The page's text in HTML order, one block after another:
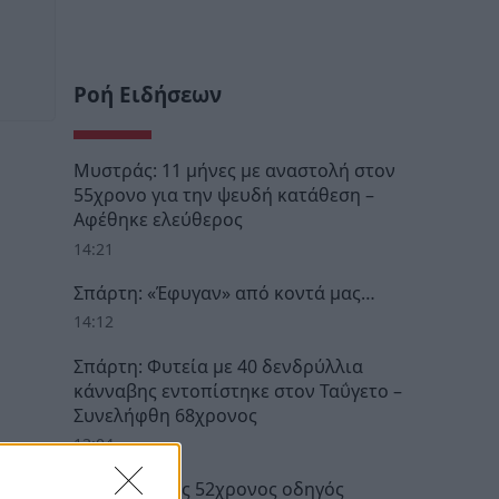
Ροή Ειδήσεων
Μυστράς: 11 μήνες με αναστολή στον
55χρονο για την ψευδή κατάθεση –
Αφέθηκε ελεύθερος
14:21
Σπάρτη: «Έφυγαν» από κοντά μας…
14:12
Σπάρτη: Φυτεία με 40 δενδρύλλια
κάνναβης εντοπίστηκε στον Ταΰγετο –
Συνελήφθη 68χρονος
13:04
Αίγιο: Νεκρός 52χρονος οδηγός